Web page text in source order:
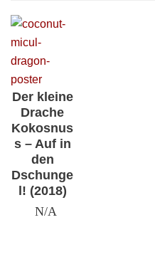
Der kleine
Drache
Kokosnus
s – Auf in
den
Dschunge
l! (2018)
N/A